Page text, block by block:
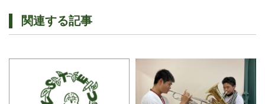
関連する記事